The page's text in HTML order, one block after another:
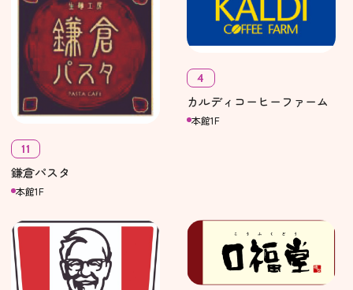
11
鎌倉パスタ
本館1F
4
カルディコーヒーファーム
本館1F